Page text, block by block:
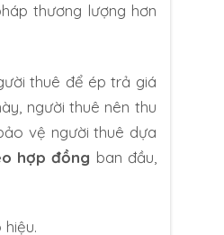
thương lượng hơn
thuê để ép trả giá
người thuê nên thu
vệ người thuê dựa
hợp đồng ban đầu,